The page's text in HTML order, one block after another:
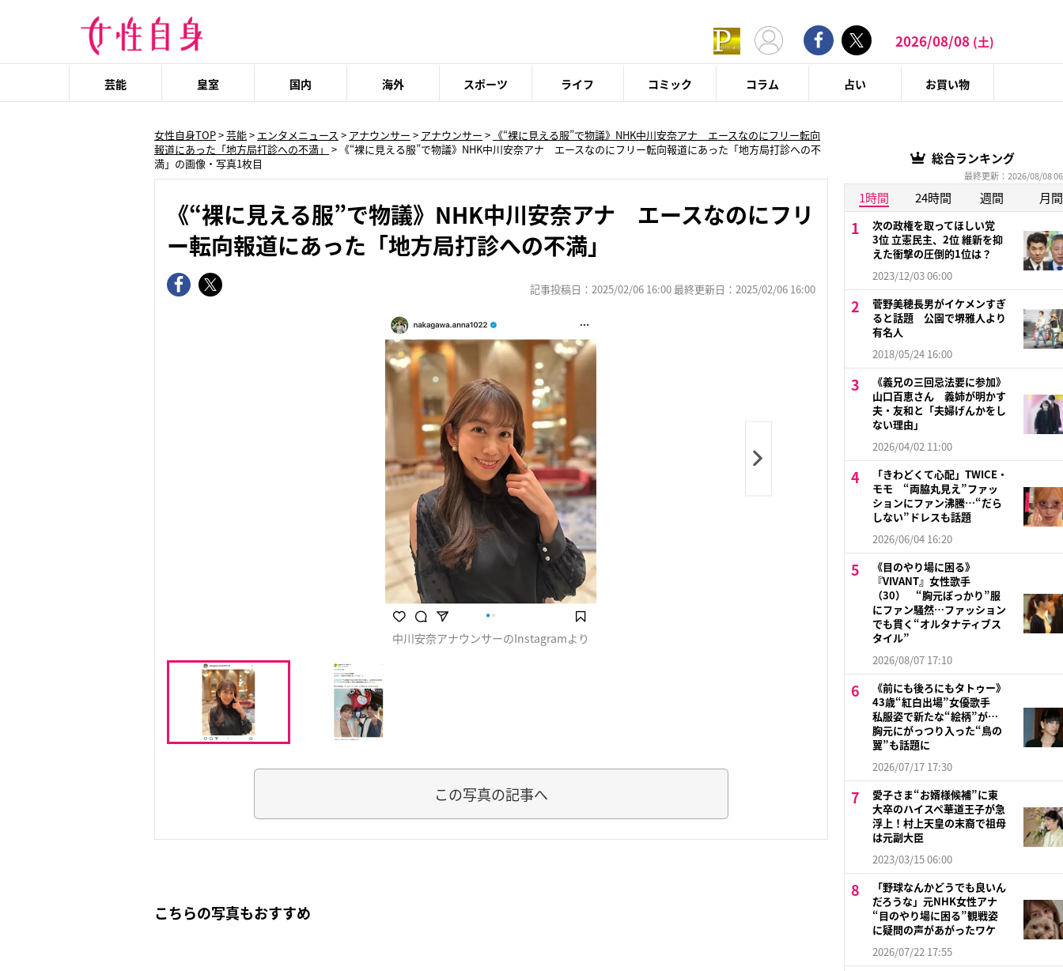
2026/08/08 (土)
芸能 皇室 国内 海外 スポーツ ライフ コミック コラム 占い お買い物
女性自身TOP>芸能> エンタメニュース > アナウンサー > アナウンサー > 《“裸に見える服”で物議》NHK中川安奈アナ エースなのにフリー転向
報道にあった「地方局打診への不満」 > 《“裸に見える服”で物議》NHK中川安奈アナ エースなのにフリー転向報道にあった「地方局打診への不
満」の画像・写真1枚目
《“裸に見える服”で物議》NHK中川安奈アナ エースなのにフリ
ー転向報道にあった「地方局打診への不満」
記事投稿日：2025/02/06 16:00 最終更新日：2025/02/06 16:00
中川安奈アナウンサーのInstagramより
この写真の記事へ
こちらの写真もおすすめ
総合ランキング
最終更新：2026/08/08
1時間 24時間 週間 月間
次の政権を取ってほしい党
3位 立憲民主、2位 維新を抑
えた衝撃の圧倒的1位は？
2023/12/03 06:00
菅野美穂長男がイケメンすぎ
ると話題 公園で堺雅人より
有名人
2018/05/24 16:00
《義兄の三回忌法要に参加》
山口百恵さん 義姉が明かす
夫・友和と「夫婦げんかをし
ない理由」
2026/04/02 11:00
「きわどくて心配」TWICE・
モモ “両脇丸見え”ファッ
ションにファン沸騰…“だら
しない”ドレスも話題
2026/06/04 16:20
《目のやり場に困る》
『VIVANT』女性歌手
（30） “胸元ぽっかり”服
にファン騒然…ファッション
でも貫く“オルタナティブス
タイル”
2026/08/07 17:10
《前にも後ろにもタトゥー》
43歳“紅白出場”女優歌手
私服姿で新たな“絵柄”が…
胸元にがっつり入った“鳥の
翼”も話題に
2026/07/17 17:30
愛子さま“お婿様候補”に東
大卒のハイスペ華道王子が急
浮上！村上天皇の末裔で祖母
は元副大臣
2023/03/15 06:00
「野球なんかどうでも良いん
だろうな」元NHK女性アナ
“目のやり場に困る”観戦姿
に疑問の声があがったワケ
2026/07/22 17:55